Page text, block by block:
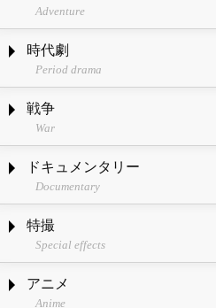
Adventure
時代劇
Period drama
戦争
War
ドキュメンタリー
Documentary
特撮
Special effects
アニメ
Anime